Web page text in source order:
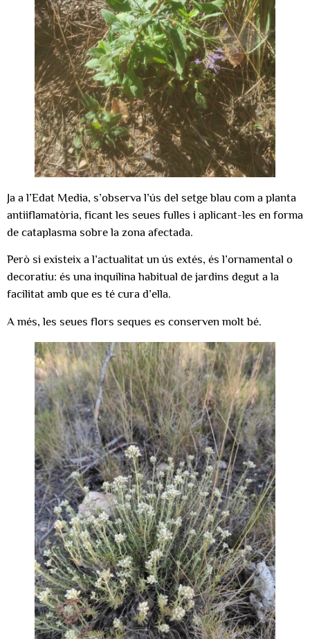
Ja a l’Edat Media, s’observa l’ús del setge blau com a planta
antiiflamatòria, ficant les seues fulles i aplicant-les en forma
de cataplasma sobre la zona afectada.
Però si existeix a l’actualitat un ús extés, és l’ornamental o
decoratiu: és una inquilina habitual de jardins degut a la
facilitat amb que es té cura d’ella.
A més, les seues flors seques es conserven molt bé.